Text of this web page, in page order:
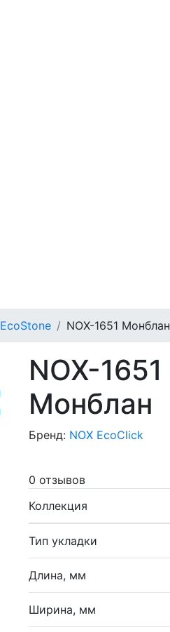
EcoStone NOX-1651 Монблан
NOX-1651
Монблан
Бренд: NOX EcoClick
0 отзывов
Коллекция
Тип укладки
Длина, мм
Ширина, мм